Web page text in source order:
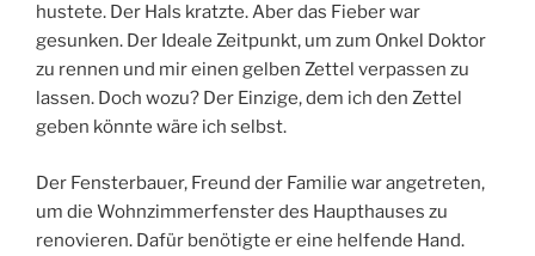
hustete. Der Hals kratzte. Aber das Fieber war
gesunken. Der Ideale Zeitpunkt, um zum Onkel Doktor
zu rennen und mir einen gelben Zettel verpassen zu
lassen. Doch wozu? Der Einzige, dem ich den Zettel
geben könnte wäre ich selbst.
Der Fensterbauer, Freund der Familie war angetreten,
um die Wohnzimmerfenster des Haupthauses zu
renovieren. Dafür benötigte er eine helfende Hand.